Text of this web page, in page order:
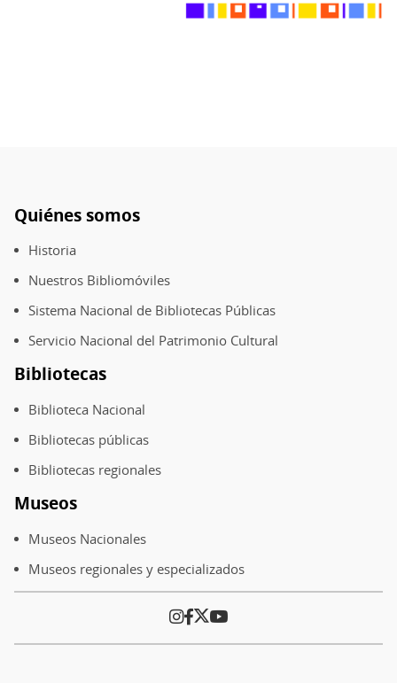
Pie
de
página
Quiénes somos
Historia
Nuestros Bibliomóviles
Sistema Nacional de Bibliotecas Públicas
Servicio Nacional del Patrimonio Cultural
Bibliotecas
Biblioteca Nacional
Bibliotecas públicas
Bibliotecas regionales
Museos
Museos Nacionales
Museos regionales y especializados